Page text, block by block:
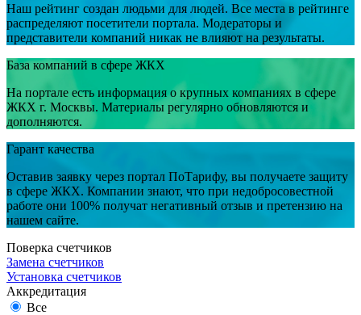
Наш рейтинг создан людьми для людей. Все места в рейтинге
распределяют посетители портала. Модераторы и
представители компаний никак не влияют на результаты.
База компаний в сфере ЖКХ
На портале есть информация о крупных компаниях в сфере
ЖКХ г. Москвы. Материалы регулярно обновляются и
дополняются.
Гарант качества
Оставив заявку через портал ПоТарифу, вы получаете защиту
в сфере ЖКХ. Компании знают, что при недобросовестной
работе они 100% получат негативный отзыв и претензию на
нашем сайте.
Поверка счетчиков
Замена счетчиков
Установка счетчиков
Аккредитация
Все